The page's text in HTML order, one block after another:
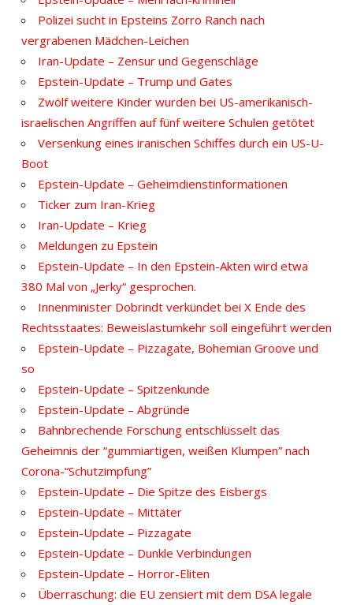
Polizei sucht in Epsteins Zorro Ranch nach
vergrabenen Mädchen-Leichen
Iran-Update – Zensur und Gegenschläge
Epstein-Update – Trump und Gates
Zwölf weitere Kinder wurden bei US-amerikanisch-
israelischen Angriffen auf fünf weitere Schulen getötet
Versenkung eines iranischen Schiffes durch ein US-U-
Boot
Epstein-Update – Geheimdienstinformationen
Ticker zum Iran-Krieg
Iran-Update – Krieg
Meldungen zu Epstein
Epstein-Update – In den Epstein-Akten wird etwa
380 Mal von „Jerky“ gesprochen.
Innenminister Dobrindt verkündet bei X Ende des
Rechtsstaates: Beweislastumkehr soll eingeführt werden
Epstein-Update – Pizzagate, Bohemian Groove und
so
Epstein-Update – Spitzenkunde
Epstein-Update – Abgründe
Bahnbrechende Forschung entschlüsselt das
Geheimnis der “gummiartigen, weißen Klumpen” nach
Corona-“Schutzimpfung”
Epstein-Update – Die Spitze des Eisbergs
Epstein-Update – Mittäter
Epstein-Update – Pizzagate
Epstein-Update – Dunkle Verbindungen
Epstein-Update – Horror-Eliten
Überraschung: die EU zensiert mit dem DSA legale